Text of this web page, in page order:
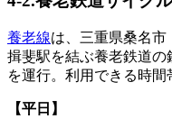
養老線は、三重県桑名市
揖斐駅を結ぶ養老鉄道
を運行。利用できる時間
【平日】